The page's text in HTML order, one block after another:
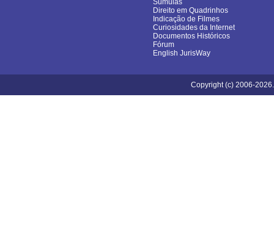
Direito em Quadrinhos
Indicação de Filmes
Curiosidades da Internet
Documentos Históricos
Fórum
English JurisWay
Copyright (c) 2006-